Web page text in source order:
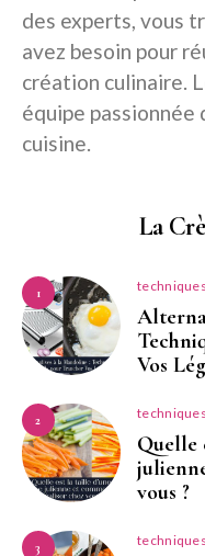
des experts, vous
avez besoin pour
création culinaire.
équipe
cuisine.
La
1 techniques
Vos
2 techniques
Quelle
vous ?
3 techniques